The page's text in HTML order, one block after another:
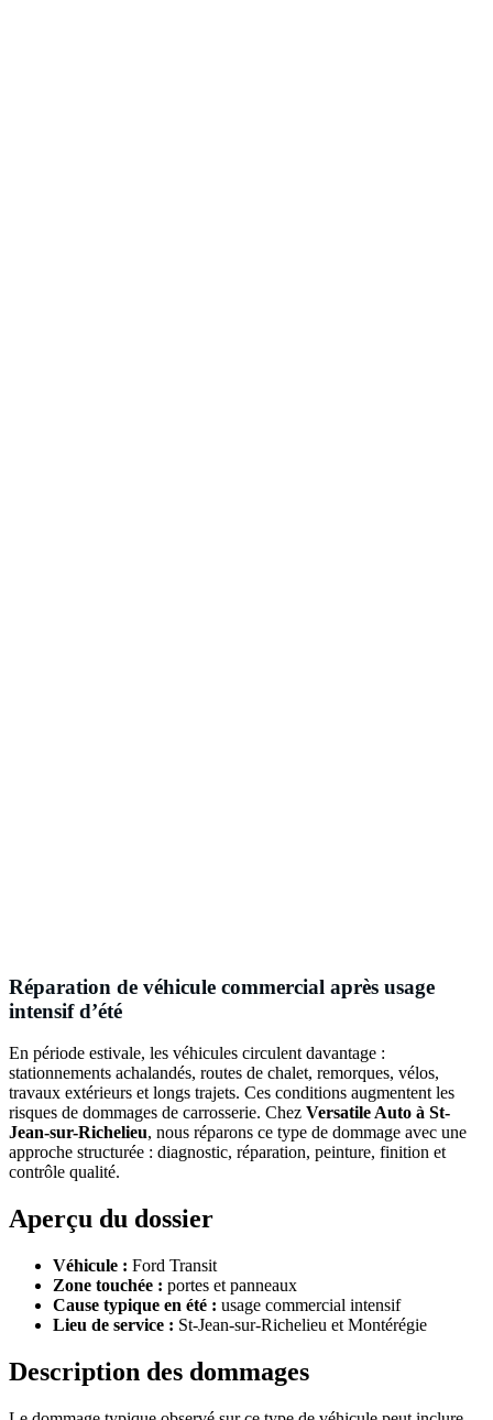
Réparation de véhicule commercial après usage
intensif d’été
En période estivale, les véhicules circulent davantage :
stationnements achalandés, routes de chalet, remorques, vélos,
travaux extérieurs et longs trajets. Ces conditions augmentent les
risques de dommages de carrosserie. Chez Versatile Auto à St-
Jean-sur-Richelieu, nous réparons ce type de dommage avec une
approche structurée : diagnostic, réparation, peinture, finition et
contrôle qualité.
Aperçu du dossier
Véhicule : Ford Transit
Zone touchée : portes et panneaux
Cause typique en été : usage commercial intensif
Lieu de service : St-Jean-sur-Richelieu et Montérégie
Description des dommages